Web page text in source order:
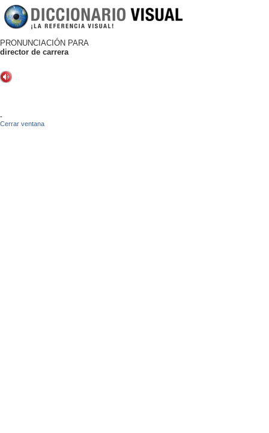
PRONUNCIACIÓN PARA
director de carrera
-
Cerrar ventana